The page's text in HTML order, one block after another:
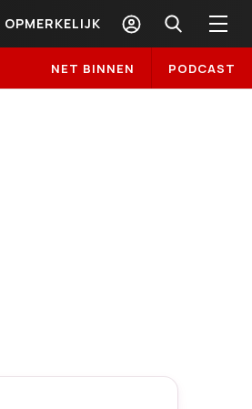
OPMERKELIJK
NET BINNEN PODCAST